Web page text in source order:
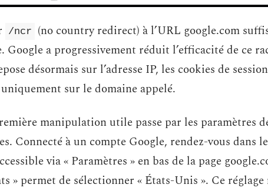
/ncr
(no country redirect) à l’URL google.com
Google a progressivement réduit l’efficacité de ce
désormais sur l’adresse IP, les cookies de
sur le domaine appelé.
manipulation utile passe par les paramètres
Connecté à un compte Google, rendez-vous dans
via « Paramètres » en bas de la page
» permet de sélectionner « États-Unis ». Ce